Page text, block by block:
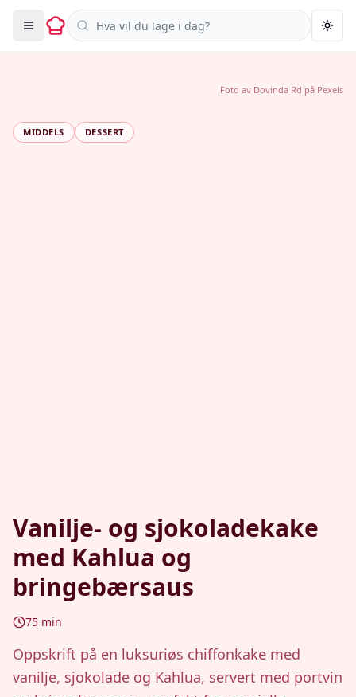
Søk i oppskrifter
MIDDELS DESSERT
Vanilje- og sjokoladekake
med Kahlua og
bringebærsaus
75 min
Oppskrift på en luksuriøs chiffonkake med
vanilje, sjokolade og Kahlua, servert med portvin
Foto av Dovinda Rd på Pexels